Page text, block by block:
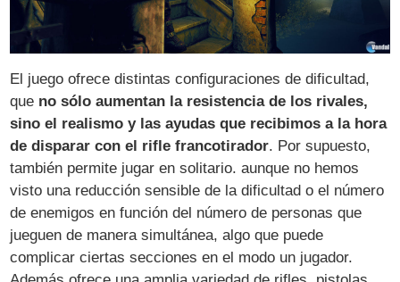
El juego ofrece distintas configuraciones de dificultad,
que no sólo aumentan la resistencia de los rivales,
sino el realismo y las ayudas que recibimos a la hora
de disparar con el rifle francotirador. Por supuesto,
también permite jugar en solitario. aunque no hemos
visto una reducción sensible de la dificultad o el número
de enemigos en función del número de personas que
jueguen de manera simultánea, algo que puede
complicar ciertas secciones en el modo un jugador.